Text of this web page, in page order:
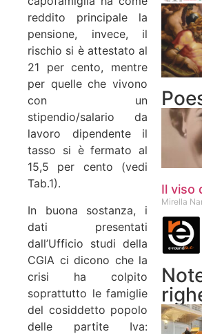
reddito principale la
pensione, invece, il
rischio si è attestato al
21 per cento, mentre
per quelle che vivono
con un
stipendio/salario da
lavoro dipendente il
tasso si è fermato al
15,5 per cento (vedi
Tab.1).
In buona sostanza, i
dati presentati
dall’Ufficio studi della
CGIA ci dicono che la
crisi ha colpito
soprattutto le famiglie
del cosiddetto popolo
delle partite Iva:
Il viso
Mirella